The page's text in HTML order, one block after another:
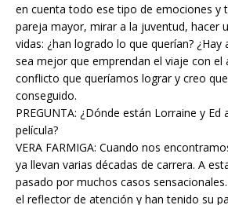
en cuenta todo ese tipo de emociones y
pareja mayor, mirar a la juventud, hacer
vidas: ¿han logrado lo que querían? ¿Hay
sea mejor que emprendan el viaje con el
conflicto que queríamos lograr y creo
conseguido.
PREGUNTA: ¿Dónde están Lorraine y Ed
película?
VERA FARMIGA: Cuando nos
ya llevan varias décadas de carrera. A
pasado por muchos casos
el reflector de atención y han tenido su